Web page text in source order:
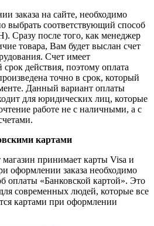
заказа на сайте, необходимо
выбрать соответствующий способ
Сразу после того, как менеджер
товара, Вам будет выслан счет
Счет имеет
действия, поэтому оплата
точно в срок, который
Данный вариант оплаты
для юридических лиц, которые
работе не с наличными, а с
картами
принимает карты Visa и
оформлении заказа необходимо
оплаты «Банковской картой». Это
современных людей, которые все
картами при оформлении